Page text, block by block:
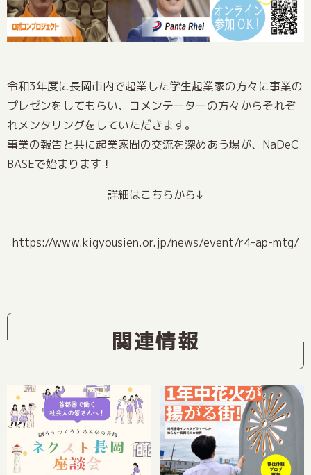
令和3年度に長岡市内で起業した学生起業家の方々に事業の
プレゼンをしてもらい、コメンテーターの方々からそれぞ
れメンタリングをしていただきます。
事業の報告と共に起業家間の交流を深めあう場が、NaDeC
BASEで始まります！
詳細はこちらから↓
https://www.kigyousien.or.jp/news/event/r4-ap-mtg/
関連情報